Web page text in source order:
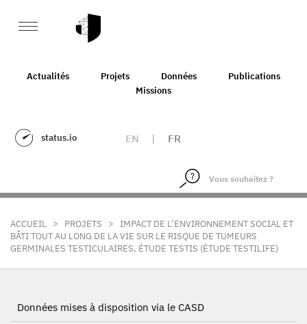
Actualités Projets Données
Publications
Missions
status.io EN | FR
ACCUEIL > PROJETS > IMPACT DE L’ENVIRONNEMENT SOCIAL ET
BÂTI TOUT AU LONG DE LA VIE SUR LE RISQUE DE TUMEURS
GERMINALES TESTICULAIRES, ÉTUDE TESTIS (ÉTUDE TESTILIFE)
Données mises à disposition via le CASD